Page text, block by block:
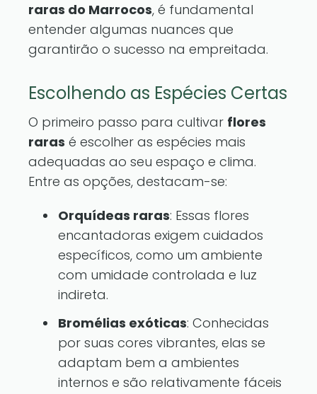
raras do Marrocos, é fundamental
entender algumas nuances que
garantirão o sucesso na empreitada.
Escolhendo as Espécies Certas
O primeiro passo para cultivar flores
raras é escolher as espécies mais
adequadas ao seu espaço e clima.
Entre as opções, destacam-se:
Orquídeas raras: Essas flores
encantadoras exigem cuidados
específicos, como um ambiente
com umidade controlada e luz
indireta.
Bromélias exóticas: Conhecidas
por suas cores vibrantes, elas se
adaptam bem a ambientes
internos e são relativamente fáceis